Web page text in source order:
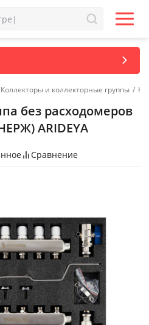
Коллекторы и коллекторные группы /
без расходомеров
ARIDEYA
Сравнение